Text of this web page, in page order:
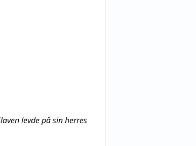
levde på sin herres